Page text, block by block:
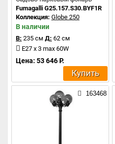
Fumagalli G25.157.S30.BYF1R
Коллекция: Globe 250
В наличии
В: 235 см Д: 62 см
E27 x 3 max 60W
Цена: 53 646 Р.
Купить
163468